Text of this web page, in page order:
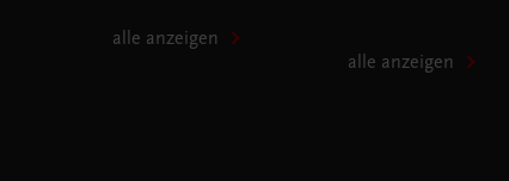
alle anzeigen
alle anzeigen